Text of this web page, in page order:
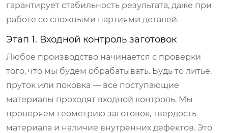
гарантирует стабильность результата, даже при
работе со сложными партиями деталей.
Этап 1. Входной контроль заготовок
Любое производство начинается с проверки
того, что мы будем обрабатывать. Будь то литье,
пруток или поковка — все поступающие
материалы проходят входной контроль. Мы
проверяем геометрию заготовок, твердость
материала и наличие внутренних дефектов. Это